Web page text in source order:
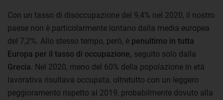
Con un tasso di disoccupazione del 9,4% nel 2020, il nostro
paese non è particolarmente lontano dalla media europea
del 7,2%. Allo stesso tempo, però, è penultimo in tutta
Europa per il tasso di occupazione, seguito solo dalla
Grecia. Nel 2020, meno del 60% della popolazione in età
lavorativa risultava occupata, oltretutto con un leggero
peggioramento rispetto al 2019, probabilmente dovuto alla